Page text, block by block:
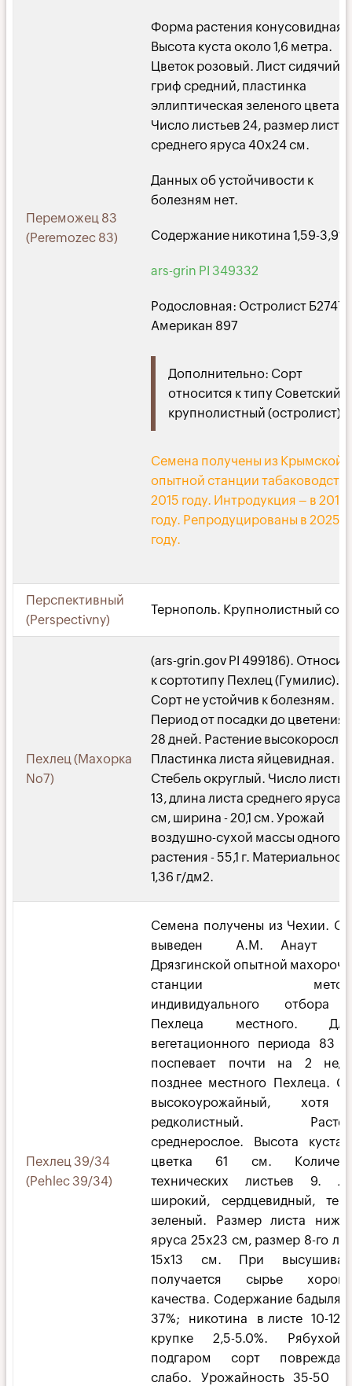
Переможец 83
(Peremozec 83)
Форма растения конусовидная.
Высота куста около 1,6 метра.
Цветок розовый. Лист сидячий,
гриф средний, пластинка
эллиптическая зеленого цвета.
Число листьев 24, размер листа
среднего яруса 40х24 см.
Данных об устойчивости к
болезням нет.
Содержание никотина 1,59-3,9%
ars-grin PI 349332
Родословная: Остролист Б2747
Американ 897
Дополнительно: Сорт
относится к типу Советский
крупнолистный (остролист).
Семена получены из Крымской
опытной станции
2015 году. Интродукция – в 2015
году. Репродуцированы в 2025
году.
Перспективный
(Perspectivny)
Тернополь. Крупнолистный
Пехлец (Махорка
No7)
(ars-grin.gov PI 499186).
к сортотипу Пехлец (Гумилис).
Сорт не устойчив к болезням.
Период от посадки до цветения -
28 дней. Растение
Пластинка листа яйцевидная.
Стебель округлый. Число
13, длина листа среднего яруса
см, ширина - 20,1 см. Урожай
воздушно-сухой массы одного
растения - 55,1 г.
1,36 г/дм2.
Пехлец 39/34
(Pehlec 39/34)
Семена получены из Чехии.
выведен А.М. Анаут
Дрязгинской опытной
станции
индивидуального отбора
Пехлеца местного.
вегетационного периода 83
поспевает почти на 2
позднее местного Пехлеца.
высокоурожайный,
редколистный.
среднерослое. Высота куста
цветка 61 см.
технических листьев 9.
широкий, сердцевидный,
зеленый. Размер листа
яруса 25х23 см, размер 8-го
15х13 см. При
получается сырье
качества. Содержание бадыля
37%; никотина в листе 10-
крупке 2,5-5.0%.
подгаром сорт
слабо. Урожайность 35-50 ц/